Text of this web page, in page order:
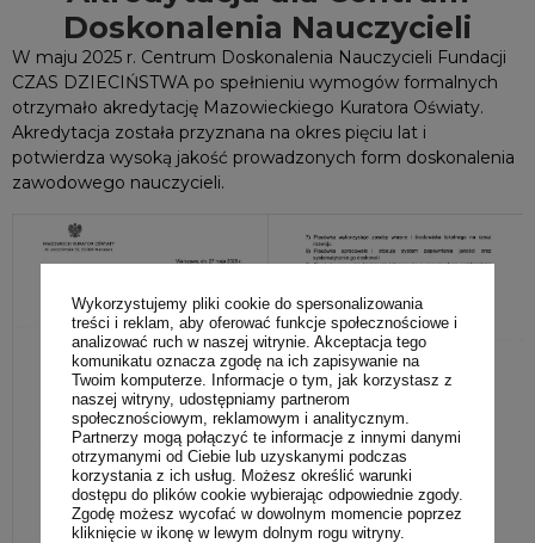
Wykorzystujemy pliki cookie do spersonalizowania
treści i reklam, aby oferować funkcje społecznościowe i
analizować ruch w naszej witrynie. Akceptacja tego
komunikatu oznacza zgodę na ich zapisywanie na
Twoim komputerze. Informacje o tym, jak korzystasz z
naszej witryny, udostępniamy partnerom
społecznościowym, reklamowym i analitycznym.
Partnerzy mogą połączyć te informacje z innymi danymi
otrzymanymi od Ciebie lub uzyskanymi podczas
korzystania z ich usług. Możesz określić warunki
dostępu do plików cookie wybierając odpowiednie zgody.
Zgodę możesz wycofać w dowolnym momencie poprzez
kliknięcie w ikonę w lewym dolnym rogu witryny.
Doskonalenia Nauczycieli
W maju 2025 r. Centrum Doskonalenia Nauczycieli Fundacji
CZAS DZIECIŃSTWA po spełnieniu wymogów formalnych
otrzymało akredytację Mazowieckiego Kuratora Oświaty.
Akredytacja została przyznana na okres pięciu lat i
potwierdza wysoką jakość prowadzonych form doskonalenia
zawodowego nauczycieli.